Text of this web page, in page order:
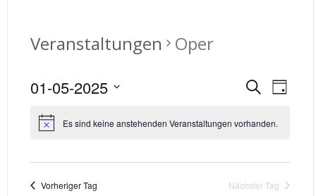
Veranstaltungen Oper
UND
SucheTag
01-05-2025
wählen.Es sind keine anstehenden Veranstaltungen vorhanden.
Vorheriger Tag Nächster Tag